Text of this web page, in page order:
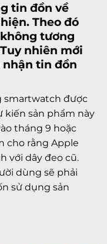
tin đồn về
Theo đó
tương
nhiên mới
nhận tin đồn
smartwatch được
kiến sản phẩm này
tháng 9 hoặc
cho rằng Apple
với dây đeo cũ.
dùng sẽ phải
sử dụng sản